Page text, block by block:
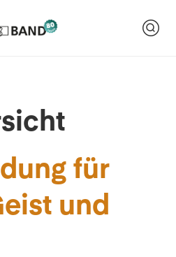
für
und